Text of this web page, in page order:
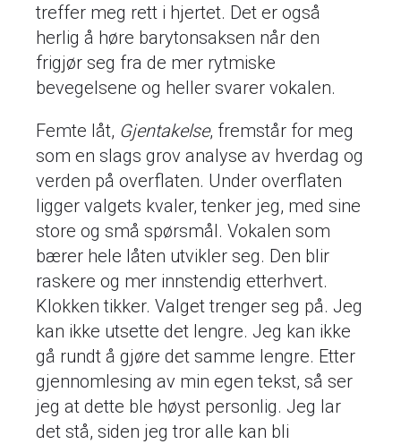
treffer meg rett i hjertet. Det er også
herlig å høre barytonsaksen når den
frigjør seg fra de mer rytmiske
bevegelsene og heller svarer vokalen.
Femte låt, Gjentakelse, fremstår for meg
som en slags grov analyse av hverdag og
verden på overflaten. Under overflaten
ligger valgets kvaler, tenker jeg, med sine
store og små spørsmål. Vokalen som
bærer hele låten utvikler seg. Den blir
raskere og mer innstendig etterhvert.
Klokken tikker. Valget trenger seg på. Jeg
kan ikke utsette det lengre. Jeg kan ikke
gå rundt å gjøre det samme lengre. Etter
gjennomlesing av min egen tekst, så ser
jeg at dette ble høyst personlig. Jeg lar
det stå, siden jeg tror alle kan bli